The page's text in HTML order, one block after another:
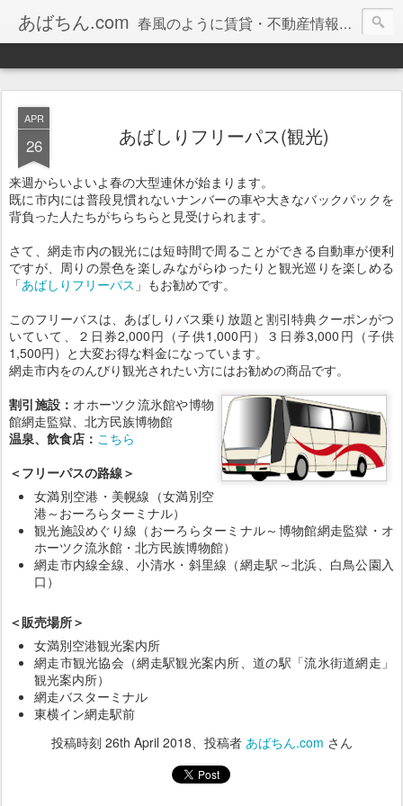
あばちん.com 春風のように賃貸・不動産情報をお届けしております。
APR
26 あばしりフリーパス(観光)
来週からいよいよ春の大型連休が始まります。
既に市内には普段見慣れないナンバーの車や大きなバックパックを
背負った人たちがちらちらと見受けられます。
さて、網走市内の観光には短時間で周ることができる自動車が便利
ですが、周りの景色を楽しみながらゆったりと観光巡りを楽しめる
「あばしりフリーパス 」もお勧めです。
このフリーバスは、あばしりバス乗り放題と割引特典クーポンがつ
いていて、２日券2,000円（子供1,000円）３日券3,000円（子供
1,500円）と大変お得な料金になっています。
網走市内をのんびり観光されたい方にはお勧めの商品です。
割引施設： オホーツク流氷館や博物
館網走監獄、北方民族博物館
温泉、飲食店： こちら
＜フリーパスの路線＞
女満別空港・美幌線（女満別空
港～おーろらターミナル）
観光施設めぐり線（おーろらターミナル～博物館網走監獄・オ
ホーツク流氷館・北方民族博物館）
網走市内線全線、小清水・斜里線（網走駅～北浜、白鳥公園入
口）
＜販売場所＞
女満別空港観光案内所
網走市観光協会（網走駅観光案内所、道の駅「流氷街道網走」
観光案内所）
網走バスターミナル
東横イン網走駅前
投稿時刻 26th April 2018、投稿者 あばちん.com さん